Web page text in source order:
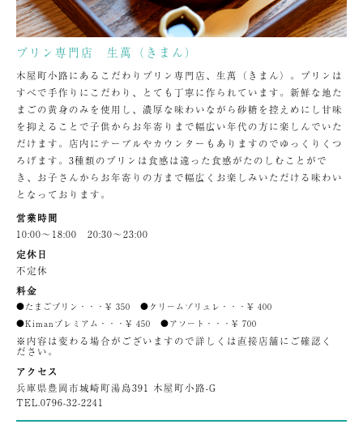
プリン専門店 生萬（きまん）
木屋町小路にあるこだわりプリン専門店、生萬（きまん）。プリンは
すべで手作りにこだわり、とても丁寧に作られています。新鮮な地た
まごの黄身のみを使用し、濃厚な味わいながら砂糖を控えめにし甘味
を抑えることで子供からお年寄りまで幅広い年代の方に楽しんでいた
だけます。店内にテーブルやカウンターもありますのでゆっくりくつ
ろげます。3種類のプリンは食感は違った食感がたのしむことがで
き、お子さんからお年寄りの方まで幅広くお楽しみいただける味わい
となっております。
営業時間
10:00～18:00 20:30～23:00
定休日
不定休
料金
●たまごプリン・・・¥ 350
●クリームブリュレ・・・¥ 400
●Kimanプレミアム・・・¥ 450
●アソート・・・¥ 700
※内容は変わる場合がございますので詳しくは直接店舗にご確認く
ださい。
アクセス
兵庫県豊岡市城崎町湯島391 木屋町小路-G
TEL. 0796-32-2241